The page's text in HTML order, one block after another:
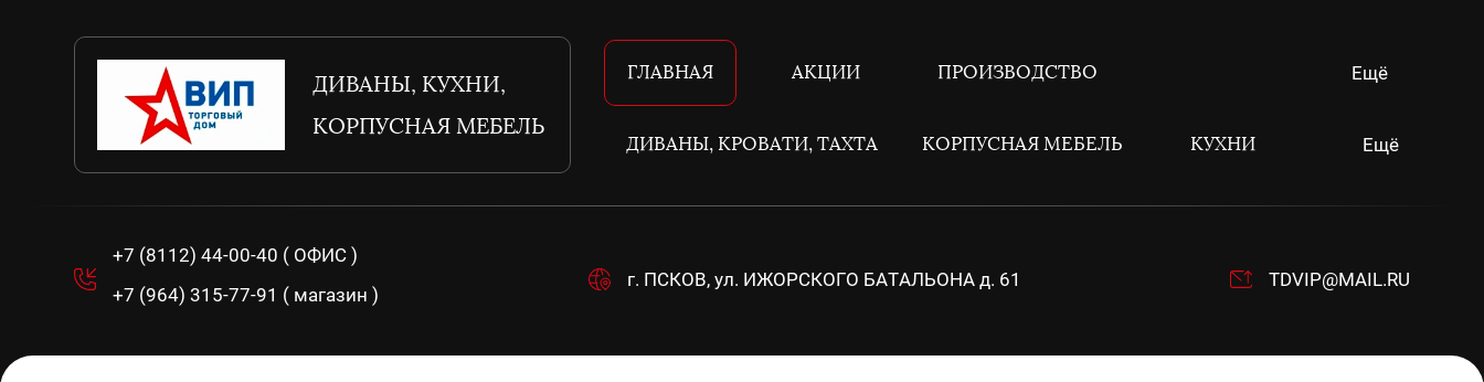
ДИВАНЫ, КУХНИ,
КОРПУСНАЯ МЕБЕЛЬ
ГЛАВНАЯ АКЦИИ ПРОИЗВОДСТВО Ещё
ДИВАНЫ, КРОВАТИ, ТАХТА КОРПУСНАЯ МЕБЕЛЬ КУХНИ Ещё
+7 (8112) 44-00-40 ( ОФИС )
+7 (964) 315-77-91 ( магазин )
г. ПСКОВ, ул. ИЖОРСКОГО БАТАЛЬОНА д. 61 TDVIP@MAIL.RU